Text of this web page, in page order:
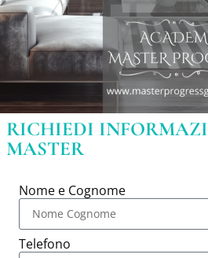
RICHIEDI
MASTER
Nome e Cognome
Telefono